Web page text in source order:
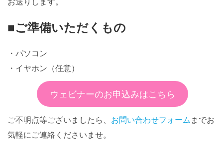
■ご準備いただくもの
・パソコン
・イヤホン（任意）
ウェビナーのお申込みはこちら
ご不明点等ございましたら、 お問い合わせフォームまでお
気軽にご連絡くださいませ。